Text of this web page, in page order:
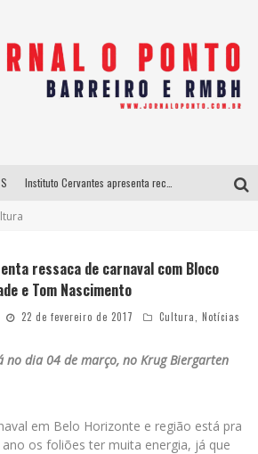
ressaca de carnaval com Bloco
e Tom Nascimento
22 de fevereiro de 2017 Cultura Notícias
no dia 04 de março, no Krug Biergarten
em Belo Horizonte e região está pra
os foliões ter muita energia, já que